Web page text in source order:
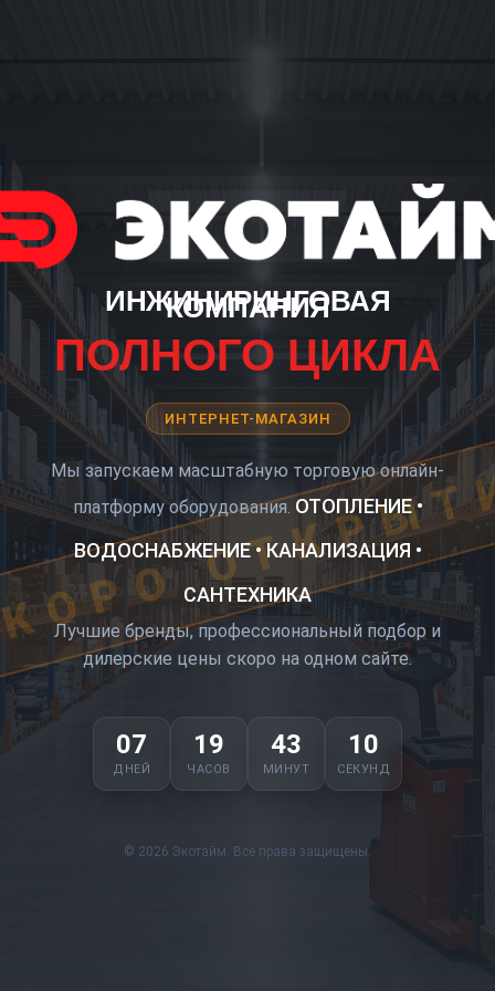
ИНЖИНИРИНГОВАЯ
КОМПАНИЯ
ПОЛНОГО ЦИКЛА
ИНТЕРНЕТ-МАГАЗИН
Мы запускаем масштабную торговую онлайн-
платформу оборудования. ОТОПЛЕНИЕ •
ВОДОСНАБЖЕНИЕ • КАНАЛИЗАЦИЯ •
САНТЕХНИКА
Лучшие бренды, профессиональный подбор и
дилерские цены скоро на одном сайте.
07
ДНЕЙ
19
ЧАСОВ
43
МИНУТ
09
СЕКУНД
© 2026 Экотайм. Все права защищены.